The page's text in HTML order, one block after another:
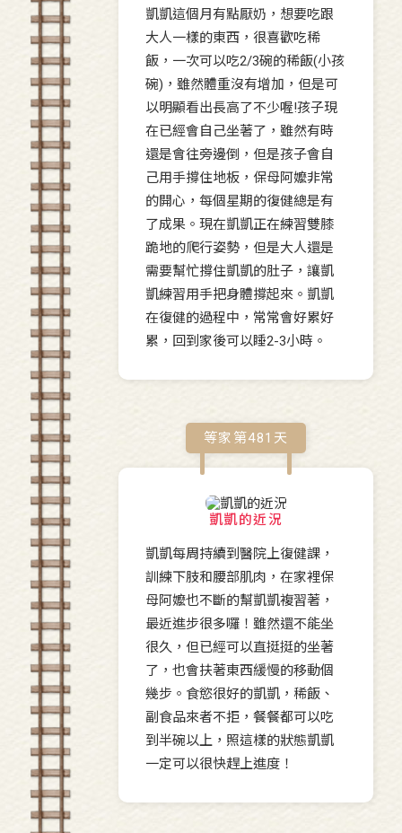
凱凱這個月有點厭奶，想要吃跟
大人一樣的東西，很喜歡吃稀
飯，一次可以吃2/3碗的稀飯(小孩
碗)，雖然體重沒有增加，但是可
以明顯看出長高了不少喔!孩子現
在已經會自己坐著了，雖然有時
還是會往旁邊倒，但是孩子會自
己用手撐住地板，保母阿嬤非常
的開心，每個星期的復健總是有
了成果。現在凱凱正在練習雙膝
跪地的爬行姿勢，但是大人還是
需要幫忙撐住凱凱的肚子，讓凱
凱練習用手把身體撐起來。凱凱
在復健的過程中，常常會好累好
累，回到家後可以睡2-3小時。
等家第481 天
凱凱的近況
凱凱每周持續到醫院上復健課，
訓練下肢和腰部肌肉，在家裡保
母阿嬤也不斷的幫凱凱複習著，
最近進步很多囉！雖然還不能坐
很久，但已經可以直挺挺的坐著
了，也會扶著東西緩慢的移動個
幾步。食慾很好的凱凱，稀飯、
副食品來者不拒，餐餐都可以吃
到半碗以上，照這樣的狀態凱凱
一定可以很快趕上進度！